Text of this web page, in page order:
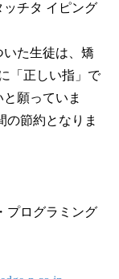
チタ イピング
た⽣徒は、矯
「正しい指」で
願っていま
の節約となりま
プログラミング